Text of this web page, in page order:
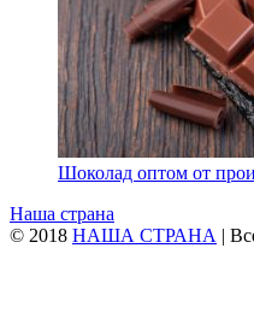
Шоколад оптом от
Наша страна
© 2018 НАША СТРАНА |